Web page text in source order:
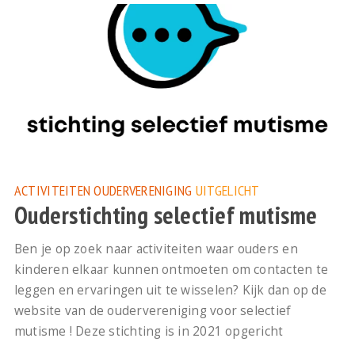
ACTIVITEITEN OUDERVERENIGING UITGELICHT
Ouderstichting selectief mutisme
Ben je op zoek naar activiteiten waar ouders en
kinderen elkaar kunnen ontmoeten om contacten te
leggen en ervaringen uit te wisselen? Kijk dan op de
website van de oudervereniging voor selectief
mutisme ! Deze stichting is in 2021 opgericht